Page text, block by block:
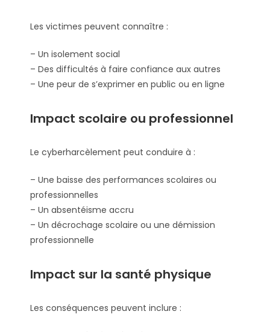
Les victimes peuvent connaître :
– Un isolement social
– Des difficultés à faire confiance aux autres
– Une peur de s’exprimer en public ou en ligne
Impact scolaire ou professionnel
Le cyberharcèlement peut conduire à :
– Une baisse des performances scolaires ou
professionnelles
– Un absentéisme accru
– Un décrochage scolaire ou une démission
professionnelle
Impact sur la santé physique
Les conséquences peuvent inclure :